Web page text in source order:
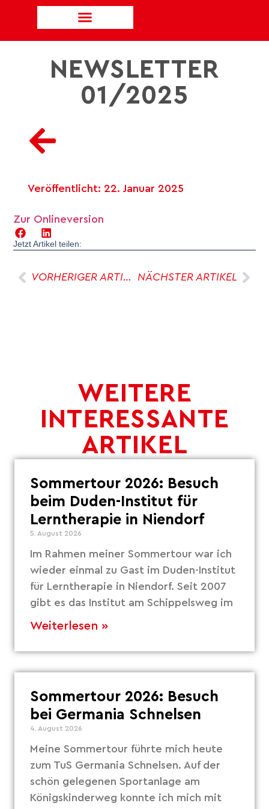
NEWSLETTER
01/2025
Veröffentlicht: 22. Januar 2025
Zur Onlineversion
Jetzt Artikel teilen:
VORHERIGER ARTIKEL NÄCHSTER ARTIKEL
WEITERE
INTERESSANTE
ARTIKEL
Sommertour 2026: Besuch
beim Duden-Institut für
Lerntherapie in Niendorf
5. August 2026
Im Rahmen meiner Sommertour war ich
wieder einmal zu Gast im Duden-Institut
für Lerntherapie in Niendorf. Seit 2007
gibt es das Institut am Schippelsweg im
Weiterlesen »
Sommertour 2026: Besuch
bei Germania Schnelsen
4. August 2026
Meine Sommertour führte mich heute
zum TuS Germania Schnelsen. Auf der
schön gelegenen Sportanlage am
Königskinderweg konnte ich mich mit